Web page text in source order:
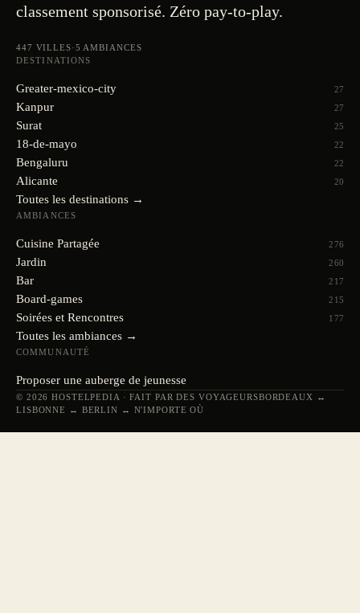
classement sponsorisé. Zéro pay-to-play.
447 VILLES·5 AMBIANCES
DESTINATIONS
Greater-mexico-city 27
Kanpur 27
Surat 25
18-de-mayo 22
Bengaluru 22
Alicante 20
Toutes les destinations →
AMBIANCES
Cuisine Partagée 276
Jardin 260
Bar 217
Board-games 215
Soirées et Rencontres 177
Toutes les ambiances →
COMMUNAUTÉ
Proposer une auberge de jeunesse
© 2026 HOSTELPEDIA · FAIT PAR DES VOYAGEURSBORDEAUX ↔
LISBONNE ↔ BERLIN ↔ N'IMPORTE OÙ